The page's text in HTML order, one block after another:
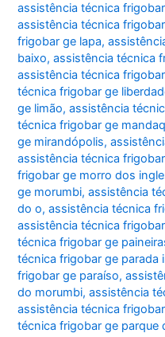
assistência técnica
assistência técnica
frigobar ge lapa,
baixo,assistência técnica
assistência técnica
técnica frigobar ge
ge limão,assistência
técnica frigobar ge
ge mirandópolis,
assistência técnica
frigobar ge morro dos
ge morumbi,assistência
do o,assistência técnica
assistência técnica
técnica frigobar ge
técnica frigobar ge parada
frigobar ge paraíso,
do morumbi,assistência
assistência técnica
técnica frigobar ge parque